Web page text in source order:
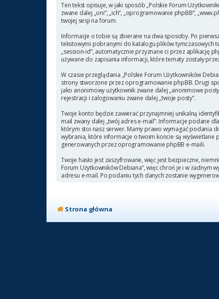
Ten tekst opisuje, w jaki sposób „Polskie Forum
zwane dalej „oni”, „ich”, „oprogramowanie phpBB”,
twojej sesji na forum.
Informacje o tobie są zbierane na dwa sposoby. Po
tekstowymi pobranymi do katalogu plików tymczasowych
„session-id”, automatycznie przyznane ci przez aplikację
używane do zapisania informacji, które tematy zostały
W czasie przeglądania „Polskie Forum Użytkowników
strony stworzone przez oprogramowanie phpBB. Drugi
jako anonimowy użytkownik zwane dalej „anonimowe
rejestracji i zalogowaniu zwane dalej „twoje posty”.
Twoje konto będzie zawierać przynajmniej unikalną
mail zwany dalej „twój adres e-mail”. Informacje podane
którym stoi nasz serwer. Mamy prawo wymagać podania
wybrania, które informacje o twoim koncie są wyświetlane
generowanych przez oprogramowanie phpBB e-maili.
Twoje hasło jest zaszyfrowane, więc jest bezpieczne,
Forum Użytkowników Debiana”, więc chroń je i w żadnym
adresu e-mail. Po podaniu tych danych zostanie
Strona główna